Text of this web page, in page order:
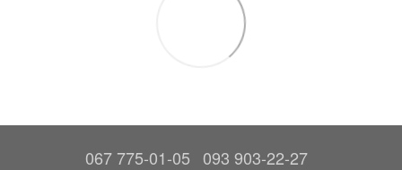
067 775-01-05 093 903-22-27